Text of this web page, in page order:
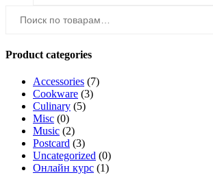
Product categories
Accessories (7)
Cookware (3)
Culinary (5)
Misc (0)
Music (2)
Postcard (3)
Uncategorized (0)
Онлайн курс (1)